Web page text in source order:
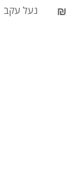
נעל עקב